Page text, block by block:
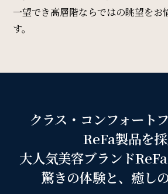
アクセス
Gallery
One Harmony
一望でき高層階ならではの眺望をお
す。
クラス・コンフォート
ReFa製品を
大人気美容ブランド
驚きの体験と、癒し